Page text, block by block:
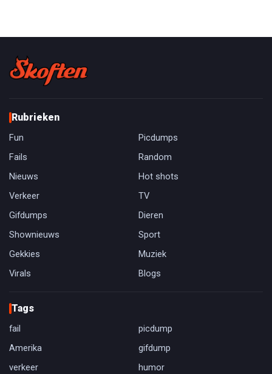
Rubrieken
Fun
Picdumps
Fails
Random
Nieuws
Hot shots
Verkeer
TV
Gifdumps
Dieren
Shownieuws
Sport
Gekkies
Muziek
Virals
Blogs
Tags
fail
picdump
Amerika
gifdump
verkeer
humor